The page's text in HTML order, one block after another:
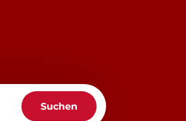
Suchen